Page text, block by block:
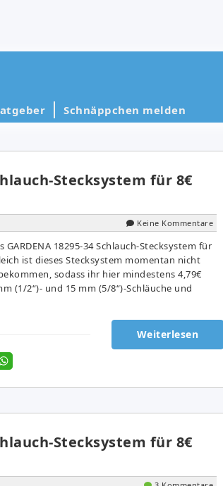
Schnäppchen melden
Stecksystem für 8€
Keine Kommentare
18295-34 Schlauch-Stecksystem für
ist dieses Stecksystem momentan nicht
sodass ihr hier mindestens 4,79€
(1/2“)- und 15 mm (5/8“)-Schläuche und
Weiterlesen
Stecksystem für 8€